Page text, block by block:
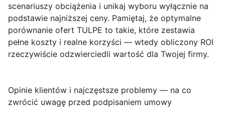
scenariuszy obciążenia i unikaj wyboru wyłącznie na
podstawie najniższej ceny. Pamiętaj, że optymalne
porównanie ofert TULPE to takie, które zestawia
pełne koszty i realne korzyści — wtedy obliczony ROI
rzeczywiście odzwierciedli wartość dla Twojej firmy.
Opinie klientów i najczęstsze problemy — na co
zwrócić uwagę przed podpisaniem umowy